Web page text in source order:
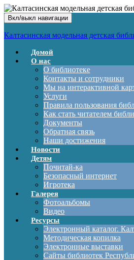
Вкл/выкл навигации
Калтасинская модельная детская
Домой
О нас
О библиотеке
Контакты и сотрудники
Мы на интерактивной
Услуги
Правила пользования
Как стать читателем
Документы
Обратная связь
Наши достижения
Новости
Детям
Почитай-ка
Безопасный интернет
Игротека
Галерея
Фотоальбомы
Видео
Ресурсы
Электронный каталог.
Методическая копилка
Электронные выставки
Сайты библиотек